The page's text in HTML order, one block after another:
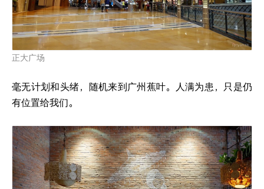
正大广场
毫无计划和头绪，随机来到广州蕉叶。人满为患，只是仍
有位置给我们。